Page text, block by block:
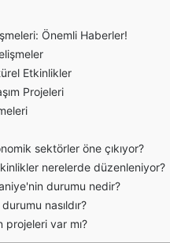
Önemli Haberler!
Etkinlikler
Projeleri
sektörler öne çıkıyor?
nerelerde düzenleniyor?
durumu nedir?
nasıldır?
var mı?